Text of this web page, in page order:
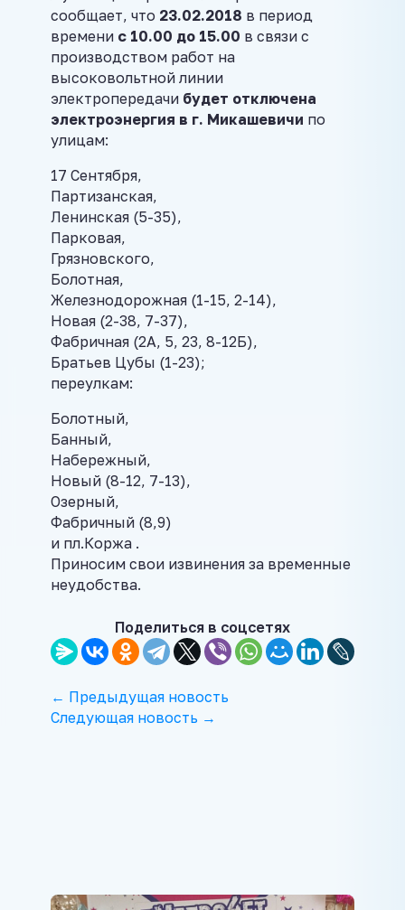
сообщает, что 23.02.2018 в период
времени с 10.00 до 15.00 в связи с
производством работ на
высоковольтной линии
электропередачи будет отключена
электроэнергия в г. Микашевичи по
улицам:
17 Сентября,
Партизанская,
Ленинская (5-35),
Парковая,
Грязновского,
Болотная,
Железнодорожная (1-15, 2-14),
Новая (2-38, 7-37),
Фабричная (2А, 5, 23, 8-12Б),
Братьев Цубы (1-23);
переулкам:
Болотный,
Банный,
Набережный,
Новый (8-12, 7-13),
Озерный,
Фабричный (8,9)
и пл.Коржа .
Приносим свои извинения за временные
неудобства.
Поделиться в соцсетях
← Предыдущая новость
Следующая новость →